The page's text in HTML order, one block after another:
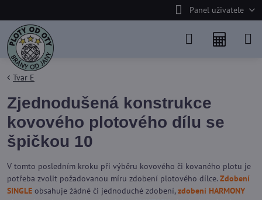
Panel uživatele
Tvar E
Zjednodušená konstrukce
kovového plotového dílu se
špičkou 10
V tomto posledním kroku při výběru kovového či kovaného plotu je
potřeba zvolit požadovanou míru zdobení plotového dílce. Zdobení
SINGLE obsahuje žádné či jednoduché zdobení,zdobení HARMONY